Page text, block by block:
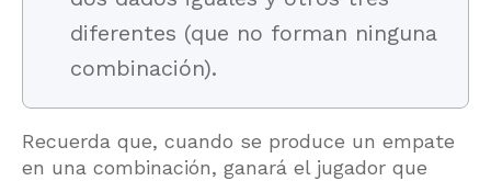
diferentes (que no forman ninguna
combinación).
Recuerda que, cuando se produce un empate
en una combinación, ganará el jugador que